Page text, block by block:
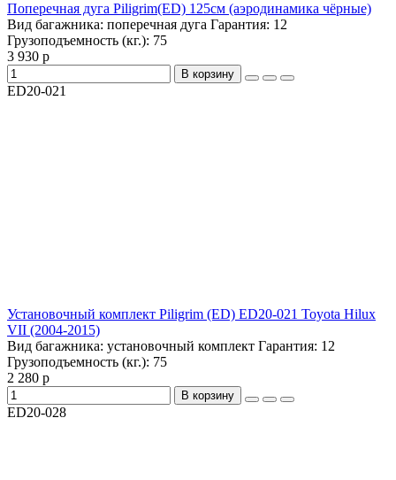
Поперечная дуга Piligrim(ED) 125см (аэродинамика чёрные)
Вид багажника: поперечная дуга Гарантия: 12
Грузоподъемность (кг.): 75
3 930 р
В корзину
ED20-021
Установочный комплект Piligrim (ED) ED20-021 Toyota Hilux
VII (2004-2015)
Вид багажника: установочный комплект Гарантия: 12
Грузоподъемность (кг.): 75
2 280 р
В корзину
ED20-028